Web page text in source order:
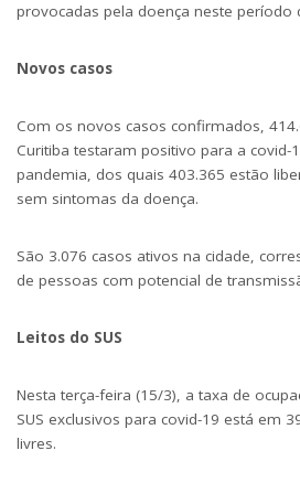
provocadas pela doença neste período
Novos casos
Com os novos casos confirmados,
Curitiba testaram positivo para a covid-
pandemia, dos quais 403.365 estão
sem sintomas da doença.
São 3.076 casos ativos na cidade,
de pessoas com potencial de
Leitos do SUS
Nesta terça-feira (15/3), a taxa de
SUS exclusivos para covid-19 está em
livres.